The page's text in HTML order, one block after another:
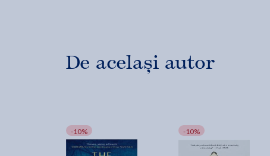
De același autor
-10% -10%